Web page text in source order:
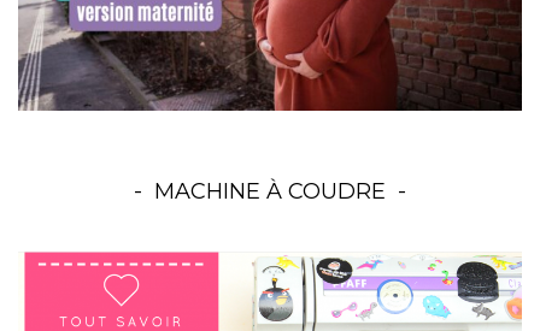
MACHINE À COUDRE